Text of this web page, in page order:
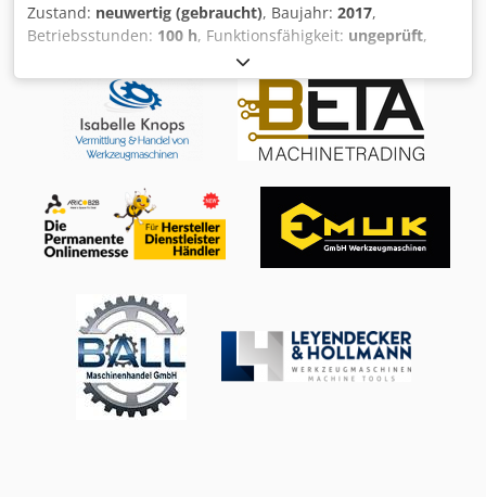
Zustand: neuwertig (gebraucht), Baujahr: 2017,
Betriebsstunden: 100 h, Funktionsfähigkeit: ungeprüft,
102 kW (138,68 PS), Kraftstofftyp:
von Zylindern:4, Gesamtgewicht:555 kg, Art der Kühlung:
, Marke John deere Model: JD4045PWL Baujahr:
2017 Seriennummer: CD4045U040324 Kapazität (Kw) 102
Motor modell Turbo Stage III Treibstoff Diesel Dodpoytf
Gewicht (Kg) ca 555 Stuckzahl auf Lager 1 Hergestellt in
France Kommentare Engine for construction machinery,
suitable fur telescopiuc forklift Manitou MLT840/1040